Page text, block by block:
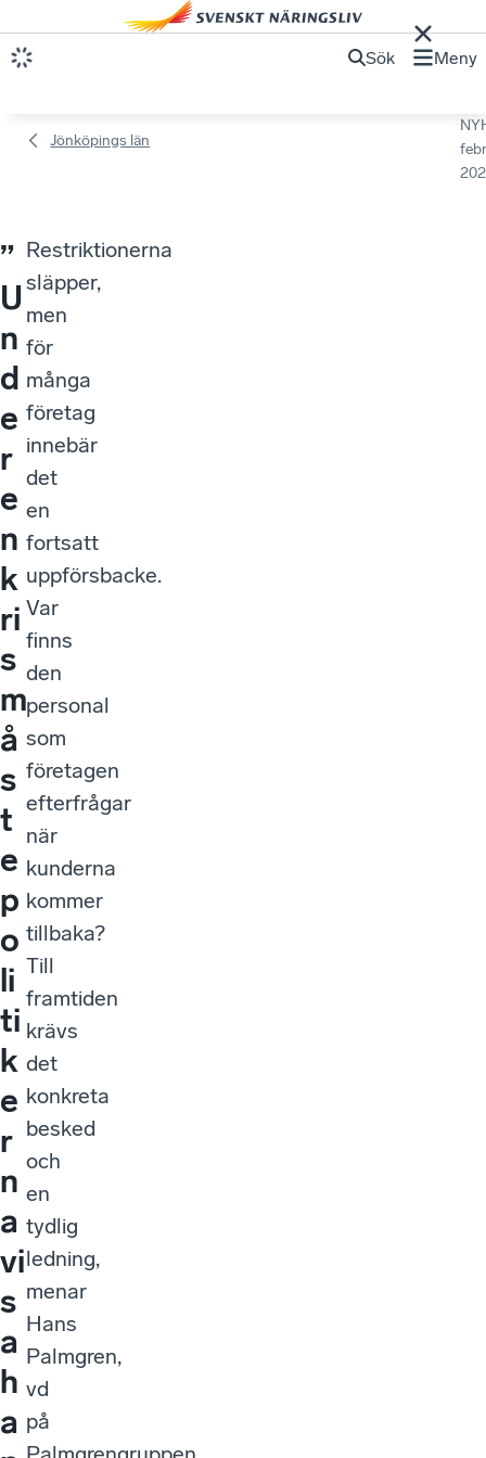
Sök Meny
Jönköpings län
”
U
n
d
e
r
e
n
k
ri
s
m
å
s
t
e
p
o
li
ti
k
e
r
n
a
vi
s
a
h
a
Restriktionerna
släpper,
men
för
många
företag
innebär
det
en
fortsatt
uppförsbacke.
Var
finns
den
personal
som
företagen
efterfrågar
när
kunderna
kommer
tillbaka?
Till
framtiden
krävs
det
konkreta
besked
och
en
tydlig
ledning,
menar
Hans
Palmgren,
vd
på